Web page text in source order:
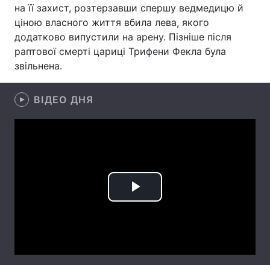
Контакти
Послуги
на її захист, розтерзавши спершу ведмедицю й
ціною власного життя вбила лева, якого
додатково випустили на арену. Пізніше після
раптової смерті цариці Трифени Фекла була
звільнена.
ВІДЕО ДНЯ
Play